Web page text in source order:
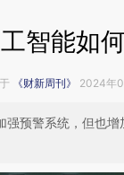
智能如
《财新周刊》 2024年
强预警系统，但也